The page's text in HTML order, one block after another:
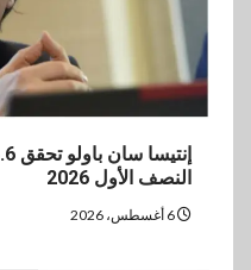
النصف الأول 2026